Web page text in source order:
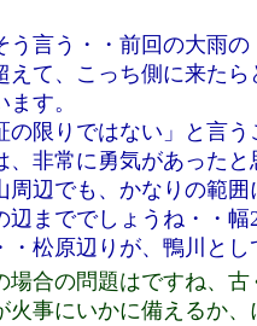
う言う・・前回の大雨
えて、こっち側に来た
す。
の限りではない」と言
、非常に勇気があった
周辺でも、かなりの範
辺まででしょうね・・
・松原辺りが、鴨川と
場合の問題はですね、
火事にいかに備えるか